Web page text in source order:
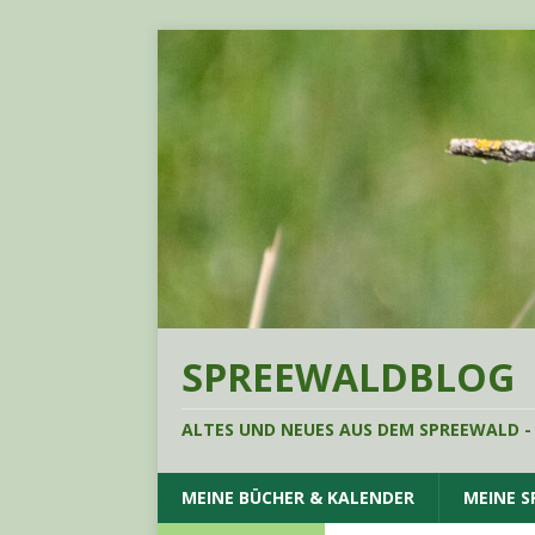
SPREEWALDBLOG
ALTES UND NEUES AUS DEM SPREEWALD
MEINE BÜCHER & KALENDER MEINE